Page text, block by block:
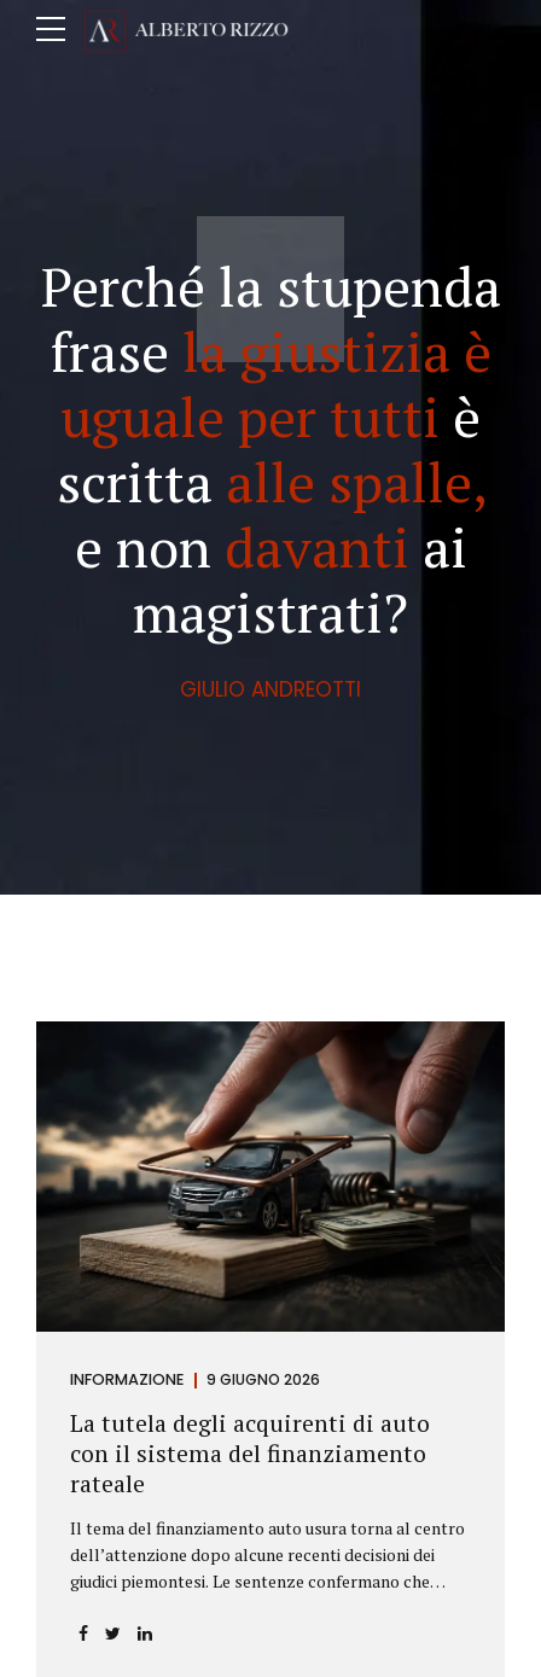
Perché la stupenda
frase la giustizia è
uguale per tutti è
scritta alle spalle,
e non davanti ai
magistrati?
GIULIO ANDREOTTI
INFORMAZIONE 9 GIUGNO 2026
La tutela degli acquirenti di auto
con il sistema del finanziamento
rateale
Il tema del finanziamento auto usura torna al centro
dell’attenzione dopo alcune recenti decisioni dei
giudici piemontesi. Le sentenze confermano che
incidere sul calcolo del tasso effettivo e aprire la